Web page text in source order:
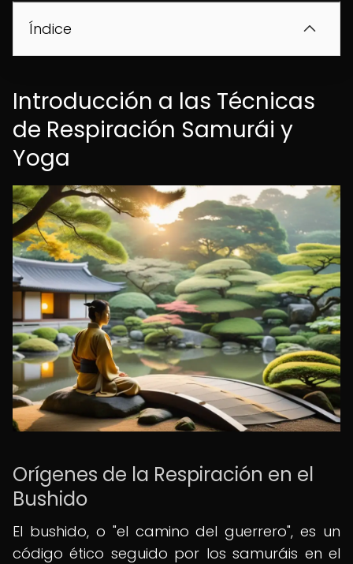
Índice
Introducción a las Técnicas
de Respiración Samurái y
Yoga
Orígenes de la Respiración en el
Bushido
El bushido, o "el camino del guerrero", es un
código ético seguido por los samuráis en el